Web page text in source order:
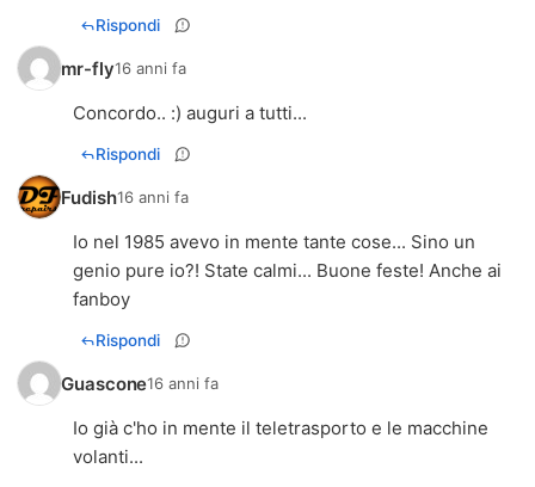
Rispondi
mr-fly16 anni fa
Concordo.. :) auguri a tutti...
Rispondi
Fudish16 anni fa
Io nel 1985 avevo in mente tante cose... Sino un
genio pure io?! State calmi... Buone feste! Anche ai
fanboy
Rispondi
Guascone16 anni fa
Io già c'ho in mente il teletrasporto e le macchine
volanti...